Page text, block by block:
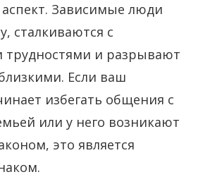
Зависимые люди
сталкиваются с
и разрывают
Если ваш
избегать общения с
или у него возникают
это является